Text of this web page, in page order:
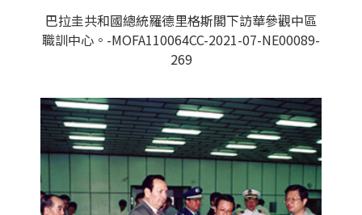
巴拉圭共和國總統羅德里格斯閣下訪華參觀中區
職訓中心。-MOFA110064CC-2021-07-NE00089-
269